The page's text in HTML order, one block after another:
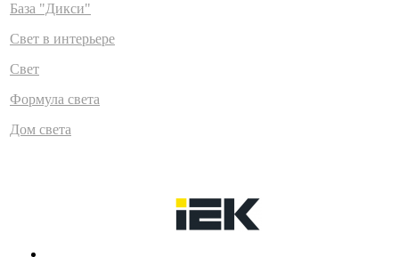
База "Дикси"
Свет в интерьере
Свет
Формула света
Дом света